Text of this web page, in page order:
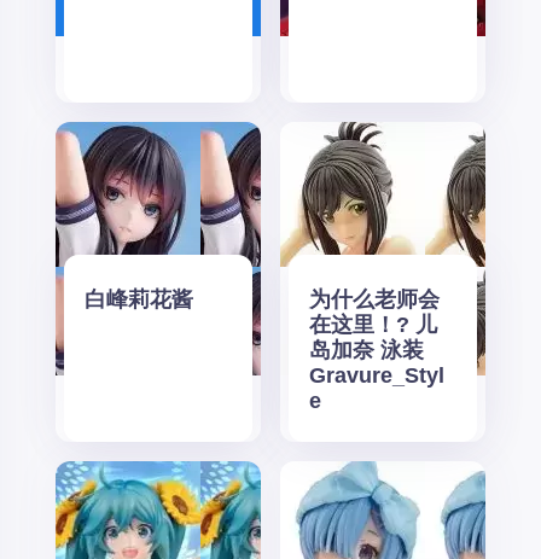
白峰莉花酱
为什么老师会
在这里！? 儿
岛加奈 泳装
Gravure_Styl
e